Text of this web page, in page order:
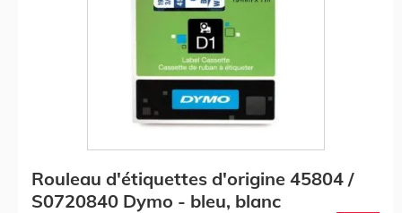
Rouleau d'étiquettes d'origine 45804 /
S0720840 Dymo - bleu, blanc